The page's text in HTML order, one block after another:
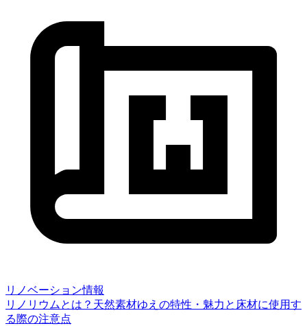
リノベーション情報
リノリウムとは？天然素材ゆえの特性・魅力と床材に使用す
る際の注意点